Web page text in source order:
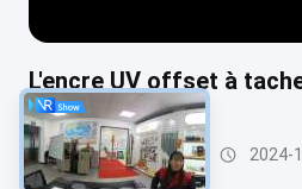
L'encre UV offset à
L'encre UV décalée 2024-